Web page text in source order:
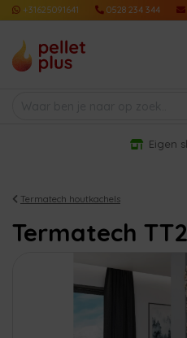
+31625091641 0528 234 344
Eigen
Termatech houtkachels
Termatech